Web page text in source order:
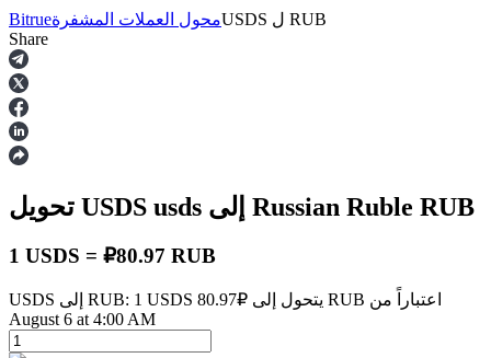
العقود الآجلة
Bitrueمحول العملات المشفرةUSDS ل RUB
Share
تحويل USDS usds إلى Russian Ruble RUB
1 USDS = ₽80.97 RUB
USDS إلى RUB: 1 USDS يتحول إلى ₽80.97 RUB اعتباراً من
August 6 at 4:00 AM